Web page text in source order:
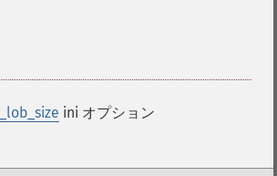
ini オプション